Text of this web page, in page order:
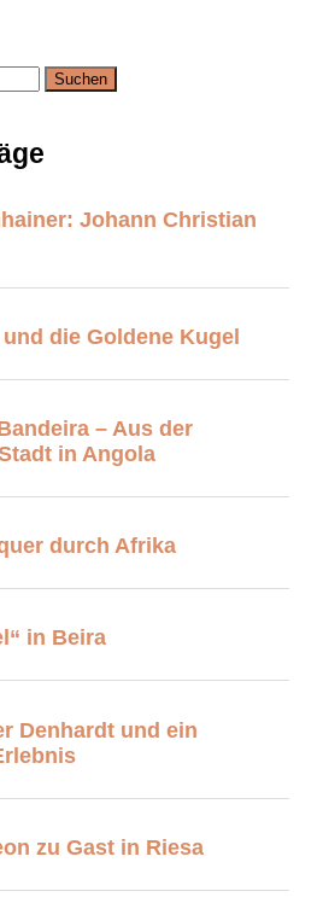
Johann Christian
die Goldene Kugel
– Aus der
in Angola
durch Afrika
in Beira
Denhardt und ein
zu Gast in Riesa